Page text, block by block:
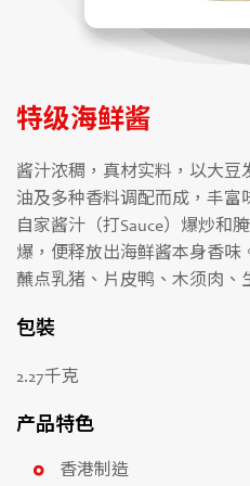
特级海鲜酱
酱汁浓稠，真材实料，以大豆
油及多种香料调配而成，丰富
自家酱汁（打Sauce）爆炒和
爆，便释放出海鲜酱本身香味
蘸点乳猪、片皮鸭、木须肉、
包裝
2.27千克
产品特色
香港制造